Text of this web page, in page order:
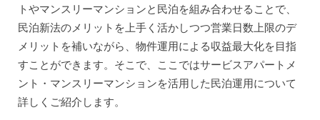
トやマンスリーマンションと民泊を組み合わせることで、
民泊新法のメリットを上手く活かしつつ営業日数上限のデ
メリットを補いながら、物件運用による収益最大化を目指
すことができます。そこで、ここではサービスアパートメ
ント・マンスリーマンションを活用した民泊運用について
詳しくご紹介します。